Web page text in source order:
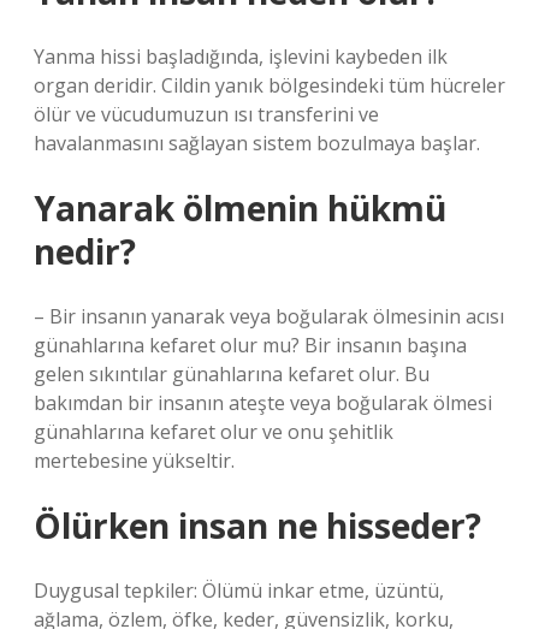
Yanma hissi başladığında, işlevini kaybeden ilk
organ deridir. Cildin yanık bölgesindeki tüm hücreler
ölür ve vücudumuzun ısı transferini ve
havalanmasını sağlayan sistem bozulmaya başlar.
Yanarak ölmenin hükmü
nedir?
– Bir insanın yanarak veya boğularak ölmesinin acısı
günahlarına kefaret olur mu? Bir insanın başına
gelen sıkıntılar günahlarına kefaret olur. Bu
bakımdan bir insanın ateşte veya boğularak ölmesi
günahlarına kefaret olur ve onu şehitlik
mertebesine yükseltir.
Ölürken insan ne hisseder?
Duygusal tepkiler: Ölümü inkar etme, üzüntü,
ağlama, özlem, öfke, keder, güvensizlik, korku,